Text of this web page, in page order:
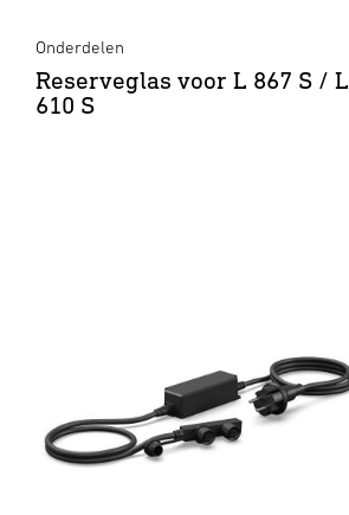
Onderdelen
Reserveglas voor L 867 S / L
610 S